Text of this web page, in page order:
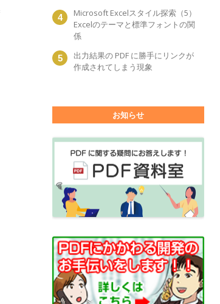
Microsoft Excelスタイル探索（5）
Excelのテーマと標準フォントの関
係
出力結果の PDF に勝手にリンクが
作成されてしまう現象
お知らせ